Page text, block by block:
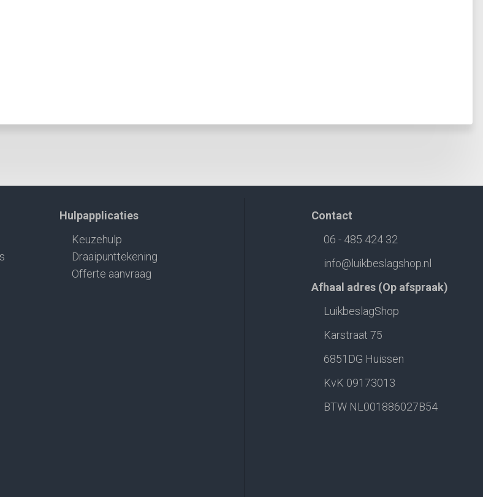
Hulpapplicaties
Keuzehulp
Draaipunttekening
Offerte aanvraag
Contact
06 - 485 424 32
info@luikbeslagshop.nl
Afhaal adres (Op afspraak)
LuikbeslagShop
Karstraat 75
6851DG Huissen
KvK 09173013
BTW NL001886027B54